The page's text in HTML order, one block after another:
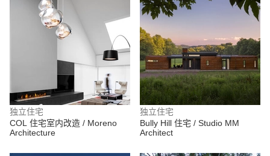
独立住宅
COL 住宅室内改造 / Moreno
Architecture
独立住宅
Bully Hill 住宅 / Studio MM
Architect